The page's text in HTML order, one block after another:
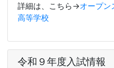
詳細は、こちら→オープン
高等学校
令和９年度入試情報